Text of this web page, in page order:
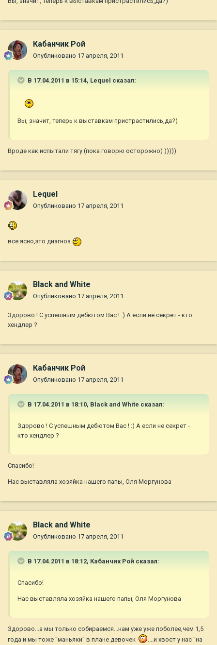
Кабанчик Рой
Опубликовано 17 апреля, 2011
В 17.04.2011 в 15:14, Lequel сказал:
Вы, значит, теперь к выставкам пристрастились,да?)
Вроде как испытали тягу (пока говорю осторожно) )))))
Lequel
Опубликовано 17 апреля, 2011
все ясно,это диагноз
Black and White
Опубликовано 17 апреля, 2011
Здорово ! С успешным дебютом Вас ! :) А если не секрет - кто
хендлер ?
Кабанчик Рой
Опубликовано 17 апреля, 2011
В 17.04.2011 в 18:10, Black and White сказал:
Здорово ! С успешным дебютом Вас ! :) А если не секрет -
кто хендлер ?
Спасибо!
Нас выставляла хозяйка нашего папы, Оля Моргунова
Black and White
Опубликовано 17 апреля, 2011
В 17.04.2011 в 18:12, Кабанчик Рой сказал:
Спасибо!
Нас выставляла хозяйка нашего папы, Оля Моргунова
Здорово...а мы только собираемся...нам уже уже поболее,чем 1,5
года и мы тоже "маньяки" в плане девочек
....и хвост у нас "на